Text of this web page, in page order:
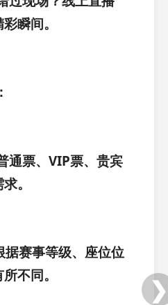
瞬间。
通票、VIP票、贵宾
。
据赛事等级、座位位
不同。
❯